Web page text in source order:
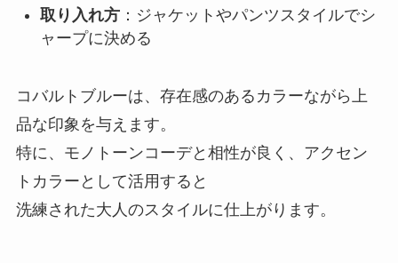
取り入れ方：ジャケットやパンツスタイルでシ
ャープに決める
コバルトブルーは、存在感のあるカラーながら上
品な印象を与えます。
特に、モノトーンコーデと相性が良く、アクセン
トカラーとして活用すると
洗練された大人のスタイルに仕上がります。